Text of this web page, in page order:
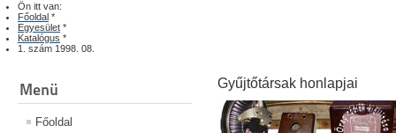
Ön itt van:
Főoldal *
Egyesület *
Katalógus *
1. szám 1998. 08.
Menü
Főoldal
Gyűjtőtársak honlapjai